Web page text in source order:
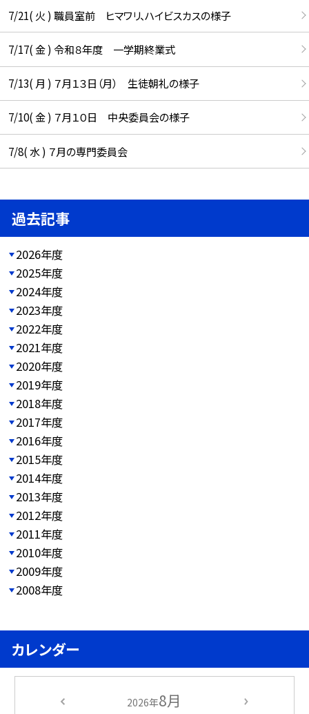
7/21( 火 ) 職員室前 ヒマワリ、ハイビスカスの様子
7/17( 金 ) 令和８年度 一学期終業式
7/13( 月 ) ７月１３日（月） 生徒朝礼の様子
7/10( 金 ) ７月１０日 中央委員会の様子
7/8( 水 ) ７月の専門委員会
過去記事
2026年度
2025年度
2024年度
2023年度
2022年度
2021年度
2020年度
2019年度
2018年度
2017年度
2016年度
2015年度
2014年度
2013年度
2012年度
2011年度
2010年度
2009年度
2008年度
カレンダー
2026年8月